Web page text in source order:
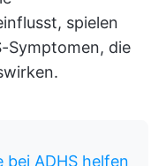
spielen
Symptomen, die
bei ADHS helfen